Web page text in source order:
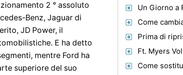
2 ° assoluto
Benz, Jaguar di
JD Power, il
E ha detto
mentre Ford ha
superiore del suo
Un Giorno a